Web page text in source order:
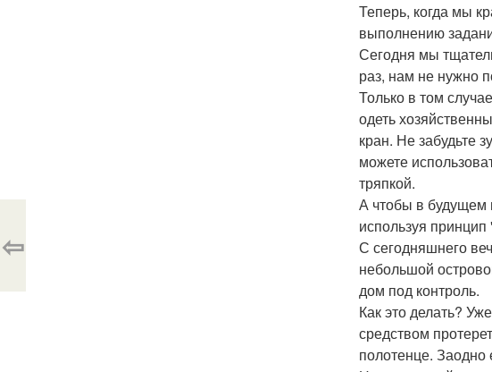
Теперь, когда мы
выполнению
Сегодня мы
раз, нам не нужно
Только в том
одеть
кран. Не забудьте
можете
тряпкой.
А чтобы в будущем
используя
С сегодняшнего
небольшой
дом под контроль.
Как это делать?
средством
полотенце. Заодно
⇦